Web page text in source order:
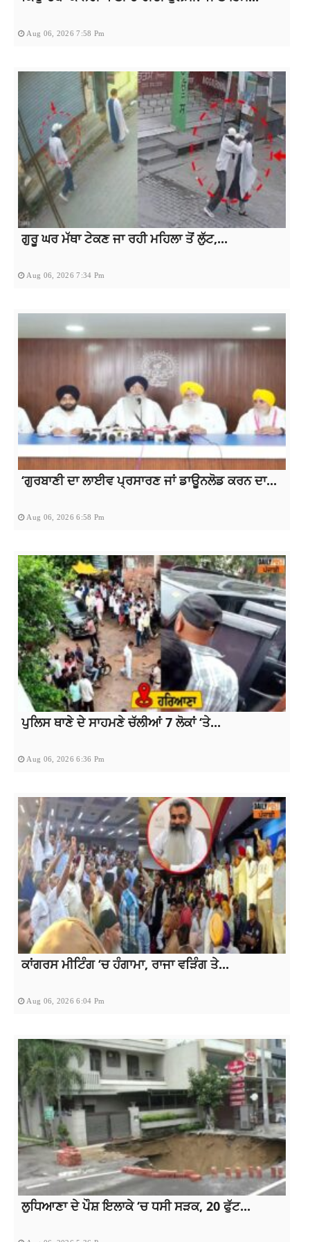
Aug 06, 2026 7:58 Pm
ਗੁਰੂ ਘਰ ਮੱਥਾ ਟੇਕਣ ਜਾ ਰਹੀ ਮਹਿਲਾ ਤੋਂ ਲੁੱਟ,...
Aug 06, 2026 7:34 Pm
‘ਗੁਰਬਾਣੀ ਦਾ ਲਾਈਵ ਪ੍ਰਸਾਰਣ ਜਾਂ ਡਾਊਨਲੋਡ ਕਰਨ ਦਾ...
Aug 06, 2026 6:58 Pm
ਪੁਲਿਸ ਥਾਣੇ ਦੇ ਸਾਹਮਣੇ ਚੱਲੀਆਂ 7 ਲੋਕਾਂ ‘ਤੇ...
Aug 06, 2026 6:36 Pm
ਕਾਂਗਰਸ ਮੀਟਿੰਗ ‘ਚ ਹੰਗਾਮਾ, ਰਾਜਾ ਵੜਿੰਗ ਤੇ...
Aug 06, 2026 6:04 Pm
ਲੁਧਿਆਣਾ ਦੇ ਪੌਸ਼ ਇਲਾਕੇ ‘ਚ ਧਸੀ ਸੜਕ, 20 ਫੁੱਟ...